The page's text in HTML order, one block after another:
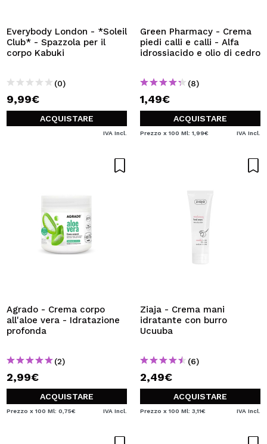
Everybody London - *Soleil
Club* - Spazzola per il
corpo Kabuki
(0)
9,99€
ACQUISTARE
IVA Incl.
Green Pharmacy - Crema
piedi calli e calli - Alfa
idrossiacido e olio di cedro
(8)
1,49€
ACQUISTARE
Prezzo x 100 Ml: 1,99€ IVA Incl.
Agrado - Crema corpo
all'aloe vera - Idratazione
profonda
(2)
2,99€
ACQUISTARE
Prezzo x 100 Ml: 0,75€ IVA Incl.
Ziaja - Crema mani
idratante con burro
Ucuuba
(6)
2,49€
ACQUISTARE
Prezzo x 100 Ml: 3,11€ IVA Incl.